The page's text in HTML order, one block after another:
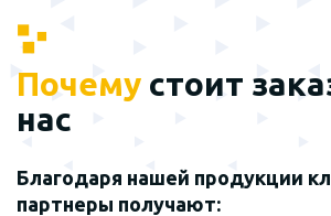
Почему стоит
нас
Благодаря нашей продукции
партнеры получают: